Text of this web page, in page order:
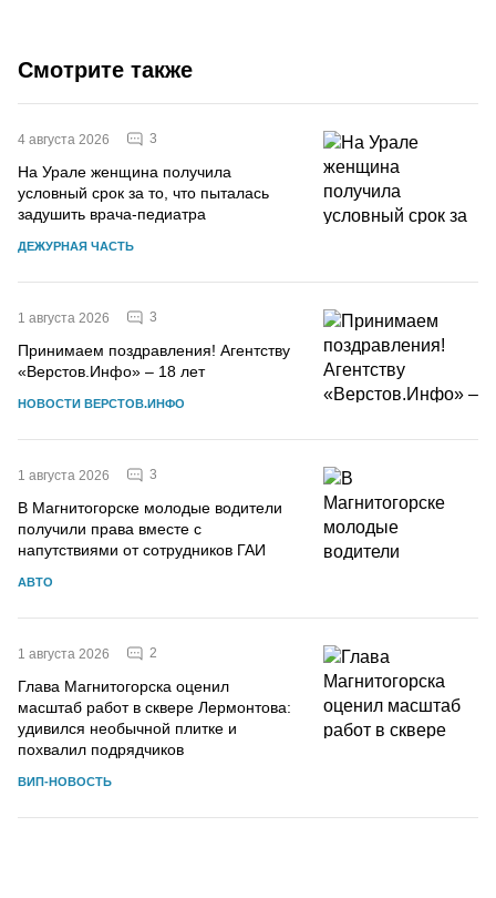
Смотрите также
4 августа 2026 3
На Урале женщина получила
условный срок за то, что пыталась
задушить врача-педиатра
ДЕЖУРНАЯ ЧАСТЬ
1 августа 2026 3
Принимаем поздравления! Агентству
«Верстов.Инфо» – 18 лет
НОВОСТИ ВЕРСТОВ.ИНФО
1 августа 2026 3
В Магнитогорске молодые водители
получили права вместе с
напутствиями от сотрудников ГАИ
АВТО
1 августа 2026 2
Глава Магнитогорска оценил
масштаб работ в сквере Лермонтова:
удивился необычной плитке и
похвалил подрядчиков
ВИП-НОВОСТЬ